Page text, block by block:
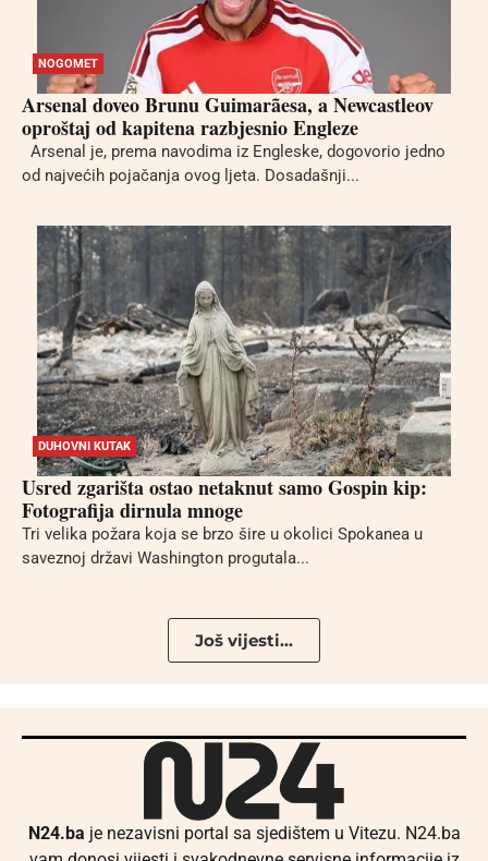
NOGOMET
Arsenal doveo Brunu Guimarãesa, a Newcastleov
oproštaj od kapitena razbjesnio Engleze
Arsenal je, prema navodima iz Engleske, dogovorio jedno
od najvećih pojačanja ovog ljeta. Dosadašnji...
DUHOVNI KUTAK
Usred zgarišta ostao netaknut samo Gospin kip:
Fotografija dirnula mnoge
Tri velika požara koja se brzo šire u okolici Spokanea u
saveznoj državi Washington progutala...
Još vijesti...
N24.ba je nezavisni portal sa sjedištem u Vitezu. N24.ba